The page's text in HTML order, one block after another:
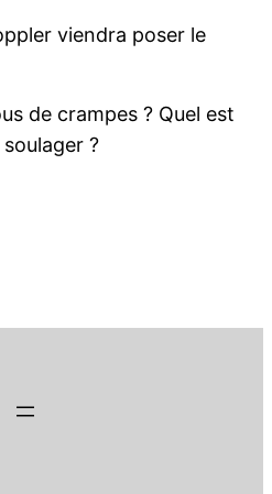
viendra poser le
de crampes ? Quel est
?